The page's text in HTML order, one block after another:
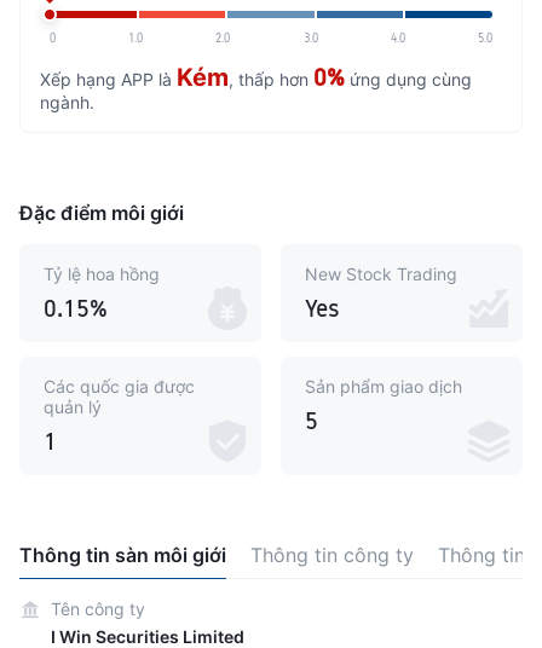
0 1.0 2.0 3.0 4.0 5.0
Xếp hạng APP là Kém, thấp hơn 0% ứng dụng cùng
ngành.
Đặc điểm môi giới
Tỷ lệ hoa hồng
0.15%
New Stock Trading
Yes
Các quốc gia được
quản lý
1
Sản phẩm giao dịch
5
Thông tin sàn môi giới Thông tin công ty Thông tin
Tên công ty
I Win Securities Limited